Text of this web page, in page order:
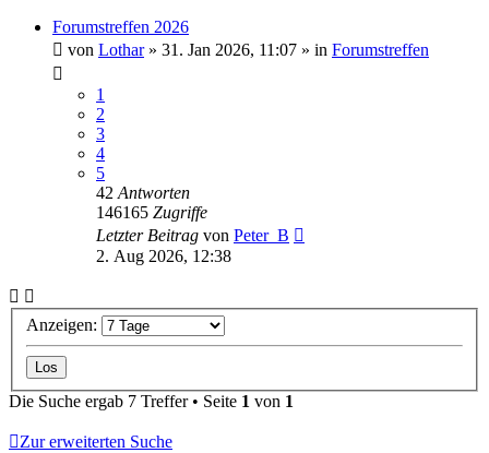
Forumstreffen 2026
von Lothar» 31. Jan 2026, 11:07 » in Forumstreffen
1
2
3
4
5
42 Antworten
146165 Zugriffe
Letzter Beitrag von Peter_B
2. Aug 2026, 12:38
Anzeigen:
Die Suche ergab 7 Treffer • Seite 1 von 1
Zur erweiterten Suche